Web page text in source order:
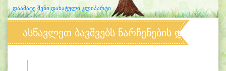
დაამატე შენი დახატული კლიპარტი
ასწავლეთ ბავშვებს ნარჩენების